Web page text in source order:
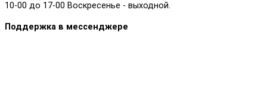
10-00 до 17-00 Воскресенье - выходной.
Поддержка в мессенджере